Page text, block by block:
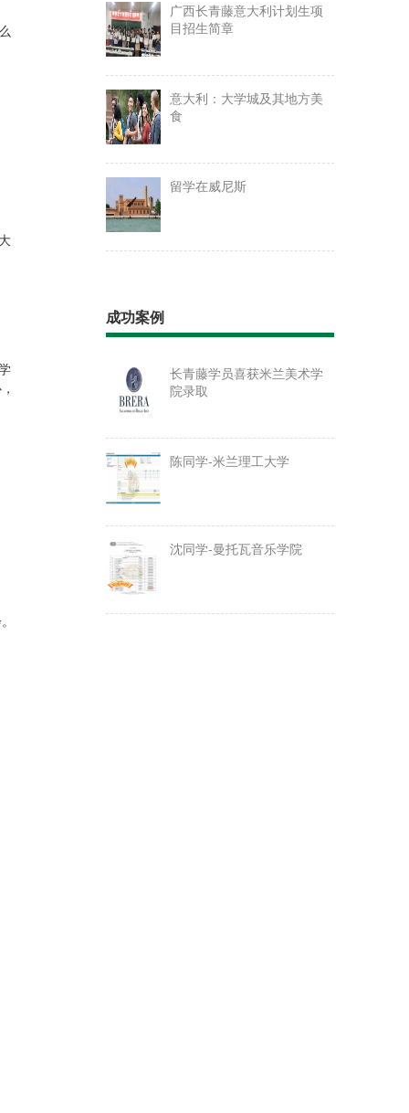
广西长青藤意大利计划生项
目招生简章
意大利：大学城及其地方美
食
留学在威尼斯
成功案例
长青藤学员喜获米兰美术学
院录取
陈同学-米兰理工大学
沈同学-曼托瓦音乐学院